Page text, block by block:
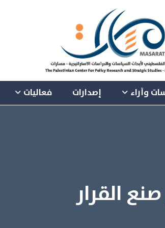
وآراء إصدارات فعاليات
القرار